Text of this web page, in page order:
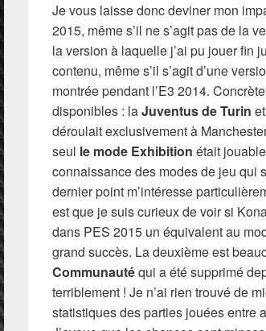
Je vous laisse donc deviner mon
2015, même s’il ne s’agit pas de la
la version à laquelle j’ai pu jouer fin
contenu, même s’il s’agit d’une
montrée pendant l’E3 2014.
disponibles : laJuventus de Turin et
déroulait exclusivement à
seul le mode Exhibition était
connaissance des modes de jeu qui
dernier point m’intéresse
est que je suis curieux de voir si
dans PES 2015 un équivalent au
grand succès. La deuxième est
Communautéqui a été supprimé
terriblement ! Je n’ai rien trouvé de
statistiques des parties jouées entre